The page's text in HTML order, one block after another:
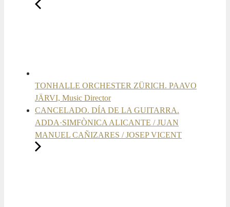
TONHALLE ORCHESTER ZÜRICH. PAAVO
JÄRVI, Music Director
CANCELADO. DÍA DE LA GUITARRA.
ADDA·SIMFÒNICA ALICANTE / JUAN
MANUEL CAÑIZARES / JOSEP VICENT